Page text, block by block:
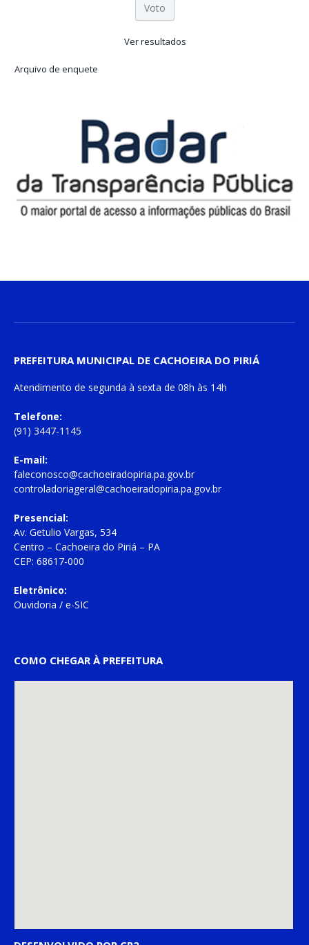
Ver resultados
Arquivo de enquete
PREFEITURA MUNICIPAL DE CACHOEIRA DO PIRIÁ
Atendimento de segunda à sexta de 08h às 14h
Telefone:
(91) 3447-1145
E-mail:
faleconosco@cachoeiradopiria.pa.gov.br
controladoriageral@cachoeiradopiria.pa.gov.br
Presencial:
Av. Getulio Vargas, 534
Centro – Cachoeira do Piriá – PA
CEP: 68617-000
Eletrônico:
Ouvidoria / e-SIC
COMO CHEGAR À PREFEITURA